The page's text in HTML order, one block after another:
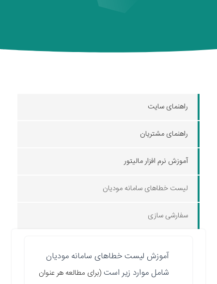
راهنمای سایت
راهنمای مشتریان
آموزش نرم افزار مالیتور
لیست خطاهای سامانه مودیان
سفارشی سازی
آموزش لیست خطاهای سامانه مودیان
شامل موارد زیر است (برای مطالعه هر عنوان